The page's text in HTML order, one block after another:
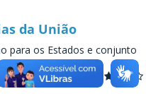
da União
para os Estados e conjunto